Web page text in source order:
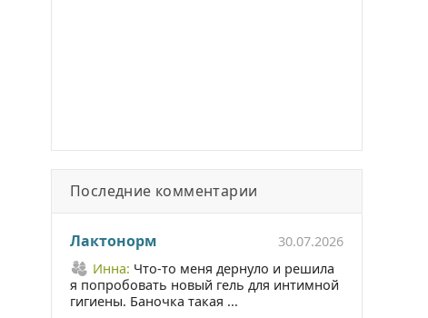
Последние комментарии
Лактонорм
30.07.2026
Инна: Что-то меня дернуло и решила
я попробовать новый гель для интимной
гигиены. Баночка такая ...